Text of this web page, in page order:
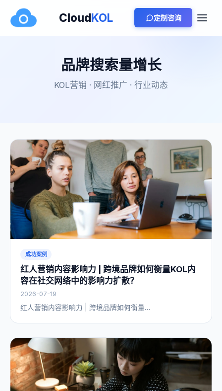
CloudKOL 定制咨询
品牌搜索量增长
KOL营销 · 网红推广 · 行业动态
成功案例
红人营销内容影响力 | 跨境品牌如何衡量KOL内
容在社交网络中的影响力扩散？
2026-07-19
红人营销内容影响力 | 跨境品牌如何衡量…